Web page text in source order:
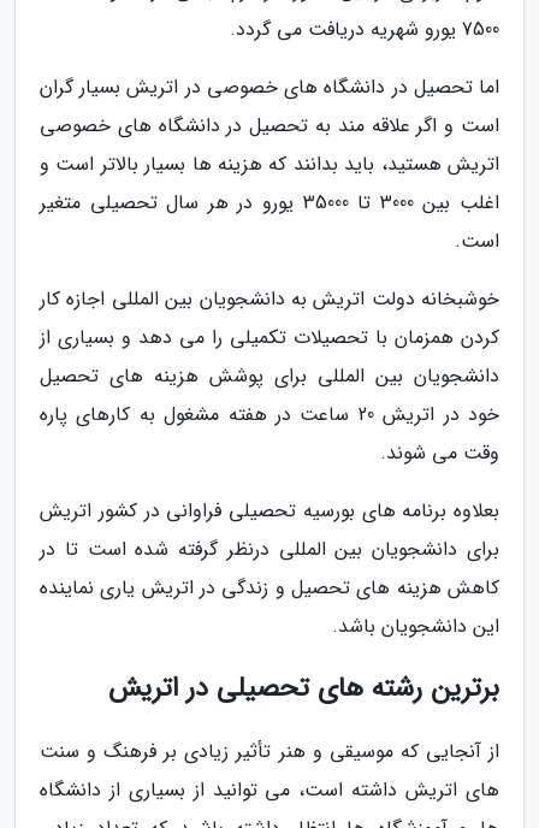
7500 یورو شهریه دریافت می گردد.
اما تحصیل در دانشگاه های خصوصی در اتریش بسیار گران
است و اگر علاقه مند به تحصیل در دانشگاه های خصوصی
اتریش هستید، باید بدانند که هزینه ها بسیار بالاتر است و
اغلب بین 3000 تا 35000 یورو در هر سال تحصیلی متغیر
است.
خوشبخانه دولت اتریش به دانشجویان بین المللی اجازه کار
کردن همزمان با تحصیلات تکمیلی را می دهد و بسیاری از
دانشجویان بین المللی برای پوشش هزینه های تحصیل
خود در اتریش 20 ساعت در هفته مشغول به کارهای پاره
وقت می شوند.
بعلاوه برنامه های بورسیه تحصیلی فراوانی در کشور اتریش
برای دانشجویان بین المللی درنظر گرفته شده است تا در
کاهش هزینه های تحصیل و زندگی در اتریش یاری نماینده
این دانشجویان باشد.
برترین رشته های تحصیلی در اتریش
از آنجایی که موسیقی و هنر تأثیر زیادی بر فرهنگ و سنت
های اتریش داشته است، می توانید از بسیاری از دانشگاه